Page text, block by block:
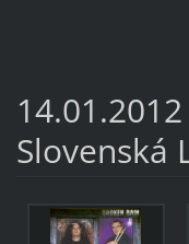
Slovenská